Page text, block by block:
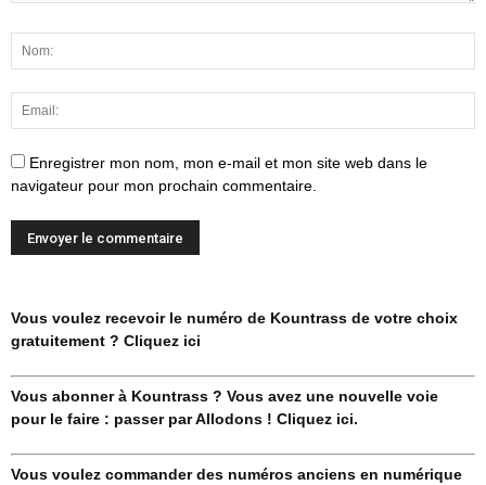
Enregistrer mon nom, mon e-mail et mon site web dans le
navigateur pour mon prochain commentaire.
Vous voulez recevoir le numéro de Kountrass de votre choix
gratuitement ? Cliquez ici
Vous abonner à Kountrass ? Vous avez une nouvelle voie
pour le faire : passer par Allodons ! Cliquez ici.
Vous voulez commander des numéros anciens en numérique